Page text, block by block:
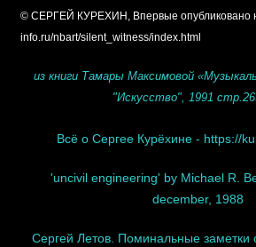
© СЕРГЕЙ КУРЕХИН, Впервые опубликовано
info.ru/nbart/silent_witness/index.html
из книги Тамары Максимовой
"Искусство", 1991
Всё о Сергее Курёхине - https://
'uncivil engineering' by Michael R.
december, 1988
Сергей Летов. Поминальные заметки